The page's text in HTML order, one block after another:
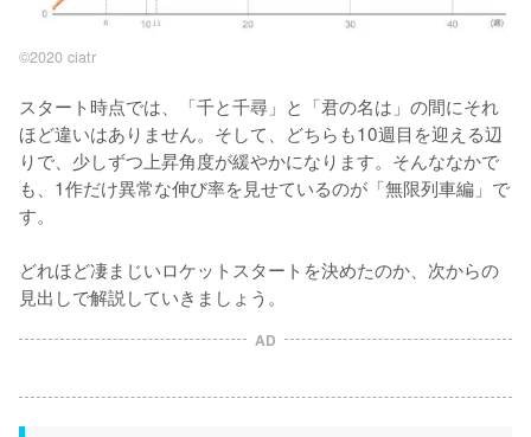
©2020 ciatr
スタート時点では、「千と千尋」と「君の名は」の間にそれ
ほど違いはありません。そして、どちらも10週目を迎える辺
りで、少しずつ上昇角度が緩やかになります。そんななかで
も、1作だけ異常な伸び率を見せているのが「無限列車編」で
す。
どれほど凄まじいロケットスタートを決めたのか、次からの
見出しで解説していきましょう。
AD